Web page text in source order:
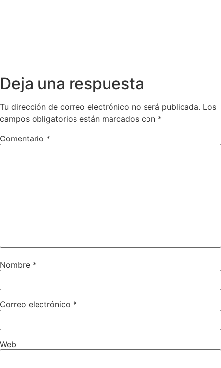
Deja una respuesta
Tu dirección de correo electrónico no será publicada. Los
campos obligatorios están marcados con *
Comentario *
Nombre *
Correo electrónico *
Web